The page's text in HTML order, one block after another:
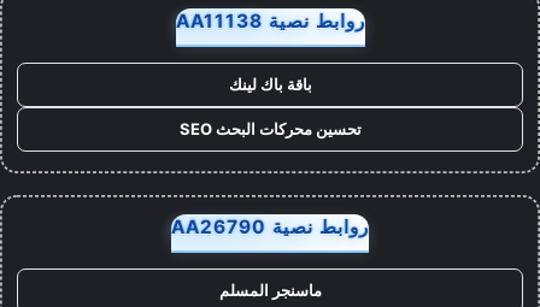
روابط نصية AA11138
باقة باك لينك
تحسين محركات البحث SEO
روابط نصية AA26790
ماسنجر المسلم